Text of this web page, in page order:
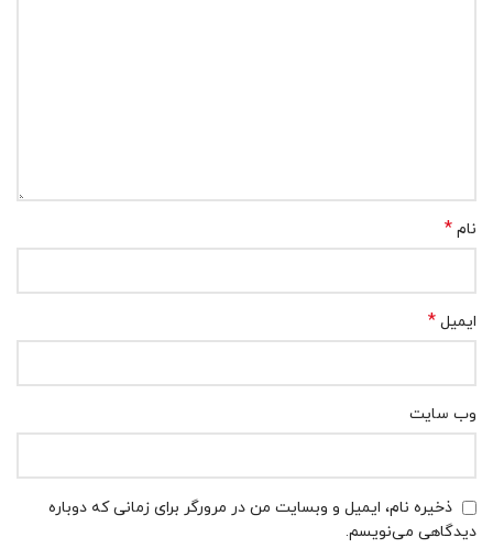
نام *
ایمیل *
وب‌ سایت
ذخیره نام، ایمیل و وبسایت من در مرورگر برای زمانی که دوباره
دیدگاهی می‌نویسم.